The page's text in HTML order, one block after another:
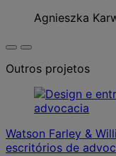
Agnieszka
Outros projetos
Watson Farley &
escritórios de